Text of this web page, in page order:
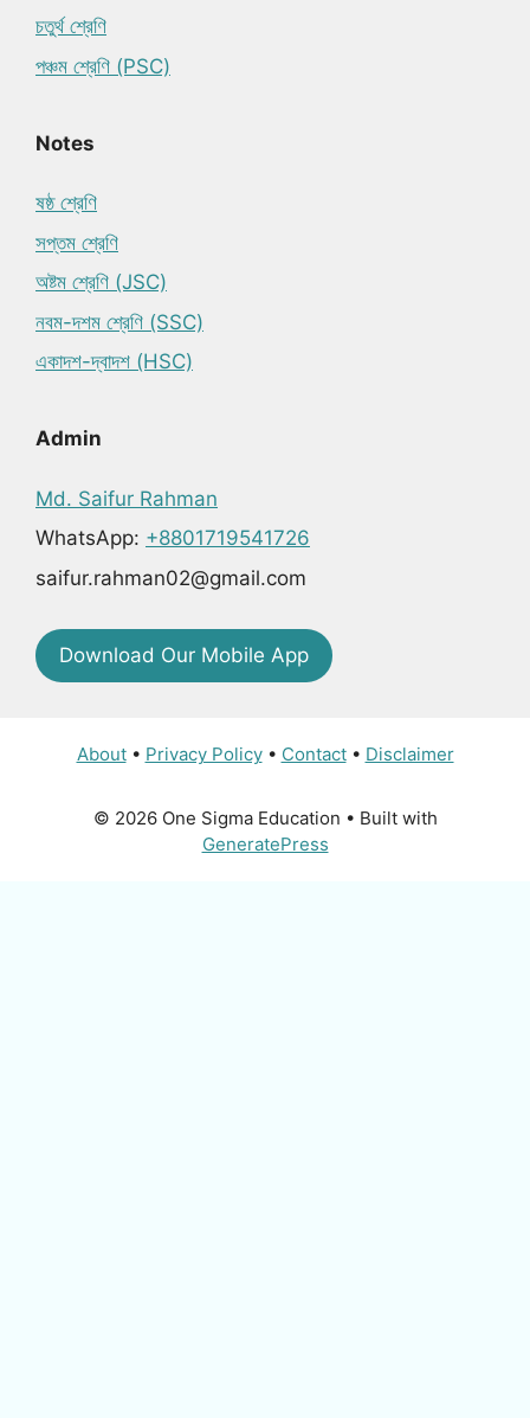
চতুর্থ শ্রেণি
পঞ্চম শ্রেণি (PSC)
Notes
ষষ্ঠ শ্রেণি
সপ্তম শ্রেণি
অষ্টম শ্রেণি (JSC)
নবম-দশম শ্রেণি (SSC)
একাদশ-দ্বাদশ (HSC)
Admin
Md. Saifur Rahman
WhatsApp: +8801719541726
saifur.rahman02@gmail.com
Download Our Mobile App
About• Privacy Policy• Contact• Disclaimer
© 2026 One Sigma Education • Built with
GeneratePress